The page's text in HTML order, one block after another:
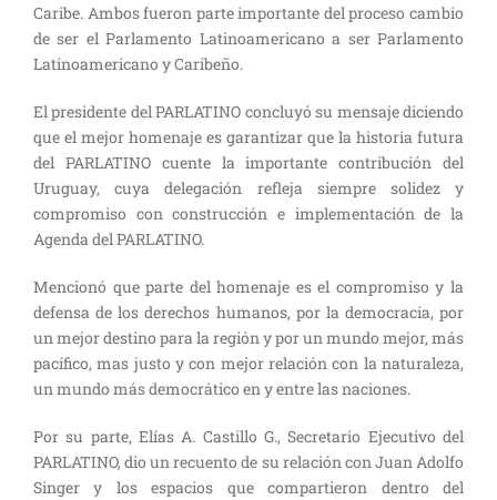
Caribe. Ambos fueron parte importante del proceso cambio
de ser el Parlamento Latinoamericano a ser Parlamento
Latinoamericano y Caribeño.
El presidente del PARLATINO concluyó su mensaje diciendo
que el mejor homenaje es garantizar que la historia futura
del PARLATINO cuente la importante contribución del
Uruguay, cuya delegación refleja siempre solidez y
compromiso con construcción e implementación de la
Agenda del PARLATINO.
Mencionó que parte del homenaje es el compromiso y la
defensa de los derechos humanos, por la democracia, por
un mejor destino para la región y por un mundo mejor, más
pacífico, mas justo y con mejor relación con la naturaleza,
un mundo más democrático en y entre las naciones.
Por su parte, Elías A. Castillo G., Secretario Ejecutivo del
PARLATINO, dio un recuento de su relación con Juan Adolfo
Singer y los espacios que compartieron dentro del